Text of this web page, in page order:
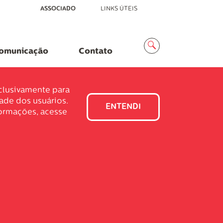
MenuASSOCIADO LINKS ÚTEIS
Contato
Busca
para
dos usuários.
acesse
ENTENDI